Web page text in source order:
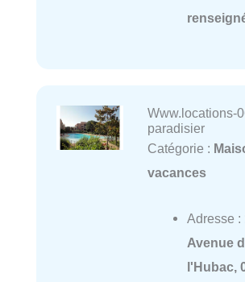
Www.locations-
paradisier
Catégorie :
vacances
Adresse :
Avenue
l'Hubac,